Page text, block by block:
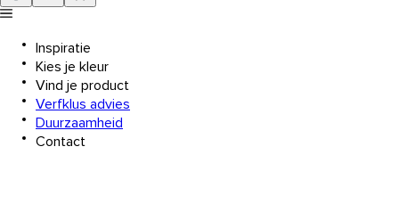
Inspiratie
Kies je kleur
Vind je product
Verfklus advies
Duurzaamheid
Contact